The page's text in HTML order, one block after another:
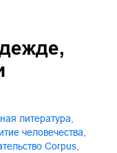
14:00
литература
человечества
Corpus